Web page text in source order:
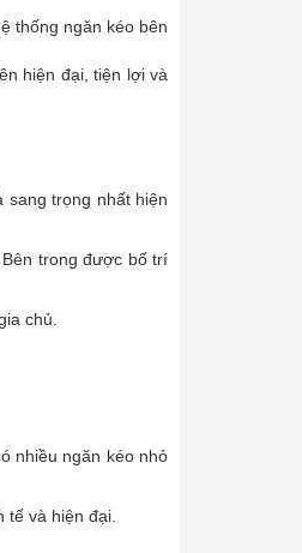
thống ngăn kéo bên
hiện đại, tiện lợi và
sang trọng nhất hiện
trong được bố trí
chủ.
nhiều ngăn kéo nhỏ
và hiện đại.